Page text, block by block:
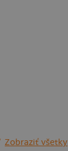
Zobraziť všetky